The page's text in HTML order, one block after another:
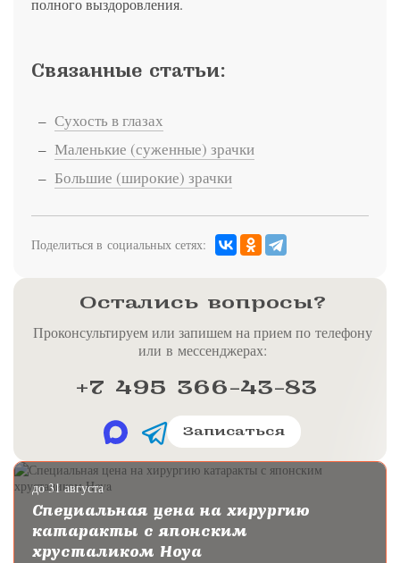
полного выздоровления.
Связанные статьи:
Сухость в глазах
Маленькие (суженные) зрачки
Большие (широкие) зрачки
Поделиться в социальных сетях:
Остались вопросы?
Проконсультируем или запишем на прием по телефону
или в мессенджерах:
+7 495 366-43-83
Записаться
до 31 августа
Специальная цена на хирургию
катаракты с японским
хрусталиком Hoya